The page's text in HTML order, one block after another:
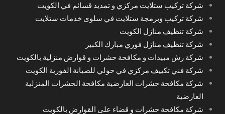
شركة تركيب ستلايت مركزي و تمديد قسائم في الكويت
شركة تركيب وبرمجة ستلايت في سلوى خدمات ستلايت
شركة تنظيف منازل الكويت
شركة تنظيف منازل فوري مبارك الكبير
شركة رش مبيدات و مكافحة حشرات و قوارض منزلية بالكويت
شركة فني تكييف مركزي في حولي للصيانة الفورية الكويت
شركة مكافحة حشرات العارضية مكافحة الحشرات المنزلية
العارضية
شركة مكافحة حشرات و قضاء على القوارض بالكويت